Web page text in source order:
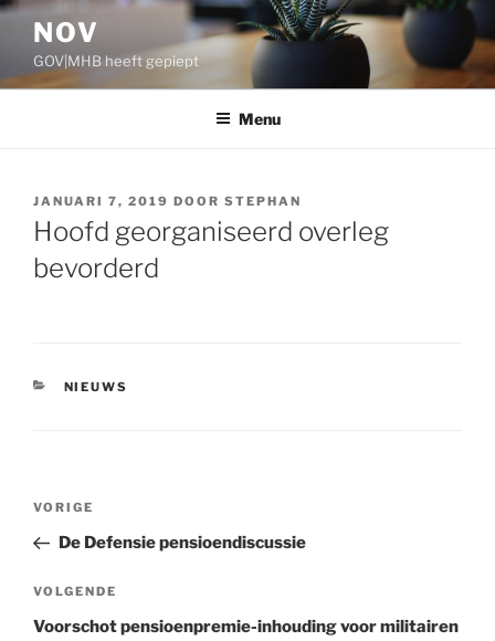
Ga
inhoud
NOV
GOV|MHB heeft gepiept
Menu
GEPLAATST
OP
JANUARI 7, 2019 DOOR STEPHAN
Hoofd georganiseerd overleg
bevorderd
CATEGORIEËN
NIEUWS
Bericht
Vorig
bericht
VORIGE
De Defensie pensioendiscussie
Volgend
bericht
VOLGENDE
Voorschot pensioenpremie-inhouding voor militairen